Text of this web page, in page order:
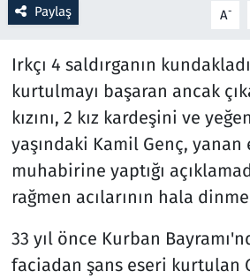
Paylaş A-
Irkçı 4 saldırganın
kurtulmayı başaran ancak
kızını, 2 kız kardeşini ve
yaşındaki Kamil Genç, yanan
muhabirine yaptığı
rağmen acılarının hala
33 yıl önce Kurban
faciadan şans eseri kurtulan
Seçim 2023
Spor
Teknoloji ve Bilim
Televizyon